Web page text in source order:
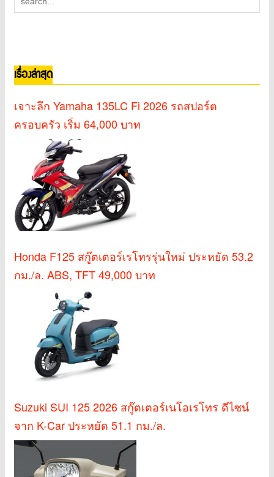
เรื่องล่าสุด
เจาะลึก Yamaha 135LC Fi 2026 รถสปอร์ต
ครอบครัว เริ่ม 64,000 บาท
Honda F125 สกู๊ตเตอร์เรโทรรุ่นใหม่ ประหยัด 53.2
กม./ล. ABS, TFT 49,000 บาท
Suzuki SUI 125 2026 สกู๊ตเตอร์เนโอเรโทร ดีไซน์
จาก K-Car ประหยัด 51.1 กม./ล.